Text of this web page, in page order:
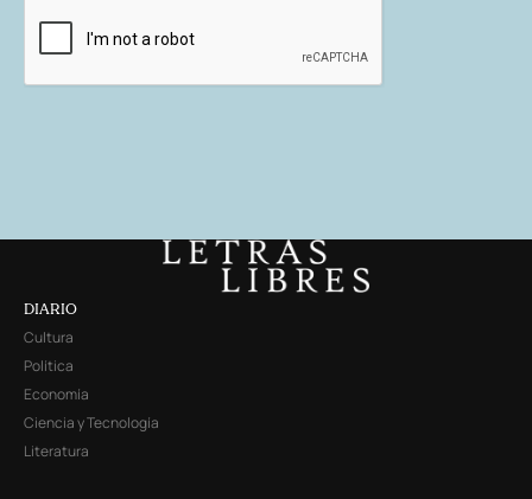
DIARIO
Cultura
Política
Economía
Ciencia y Tecnología
Literatura